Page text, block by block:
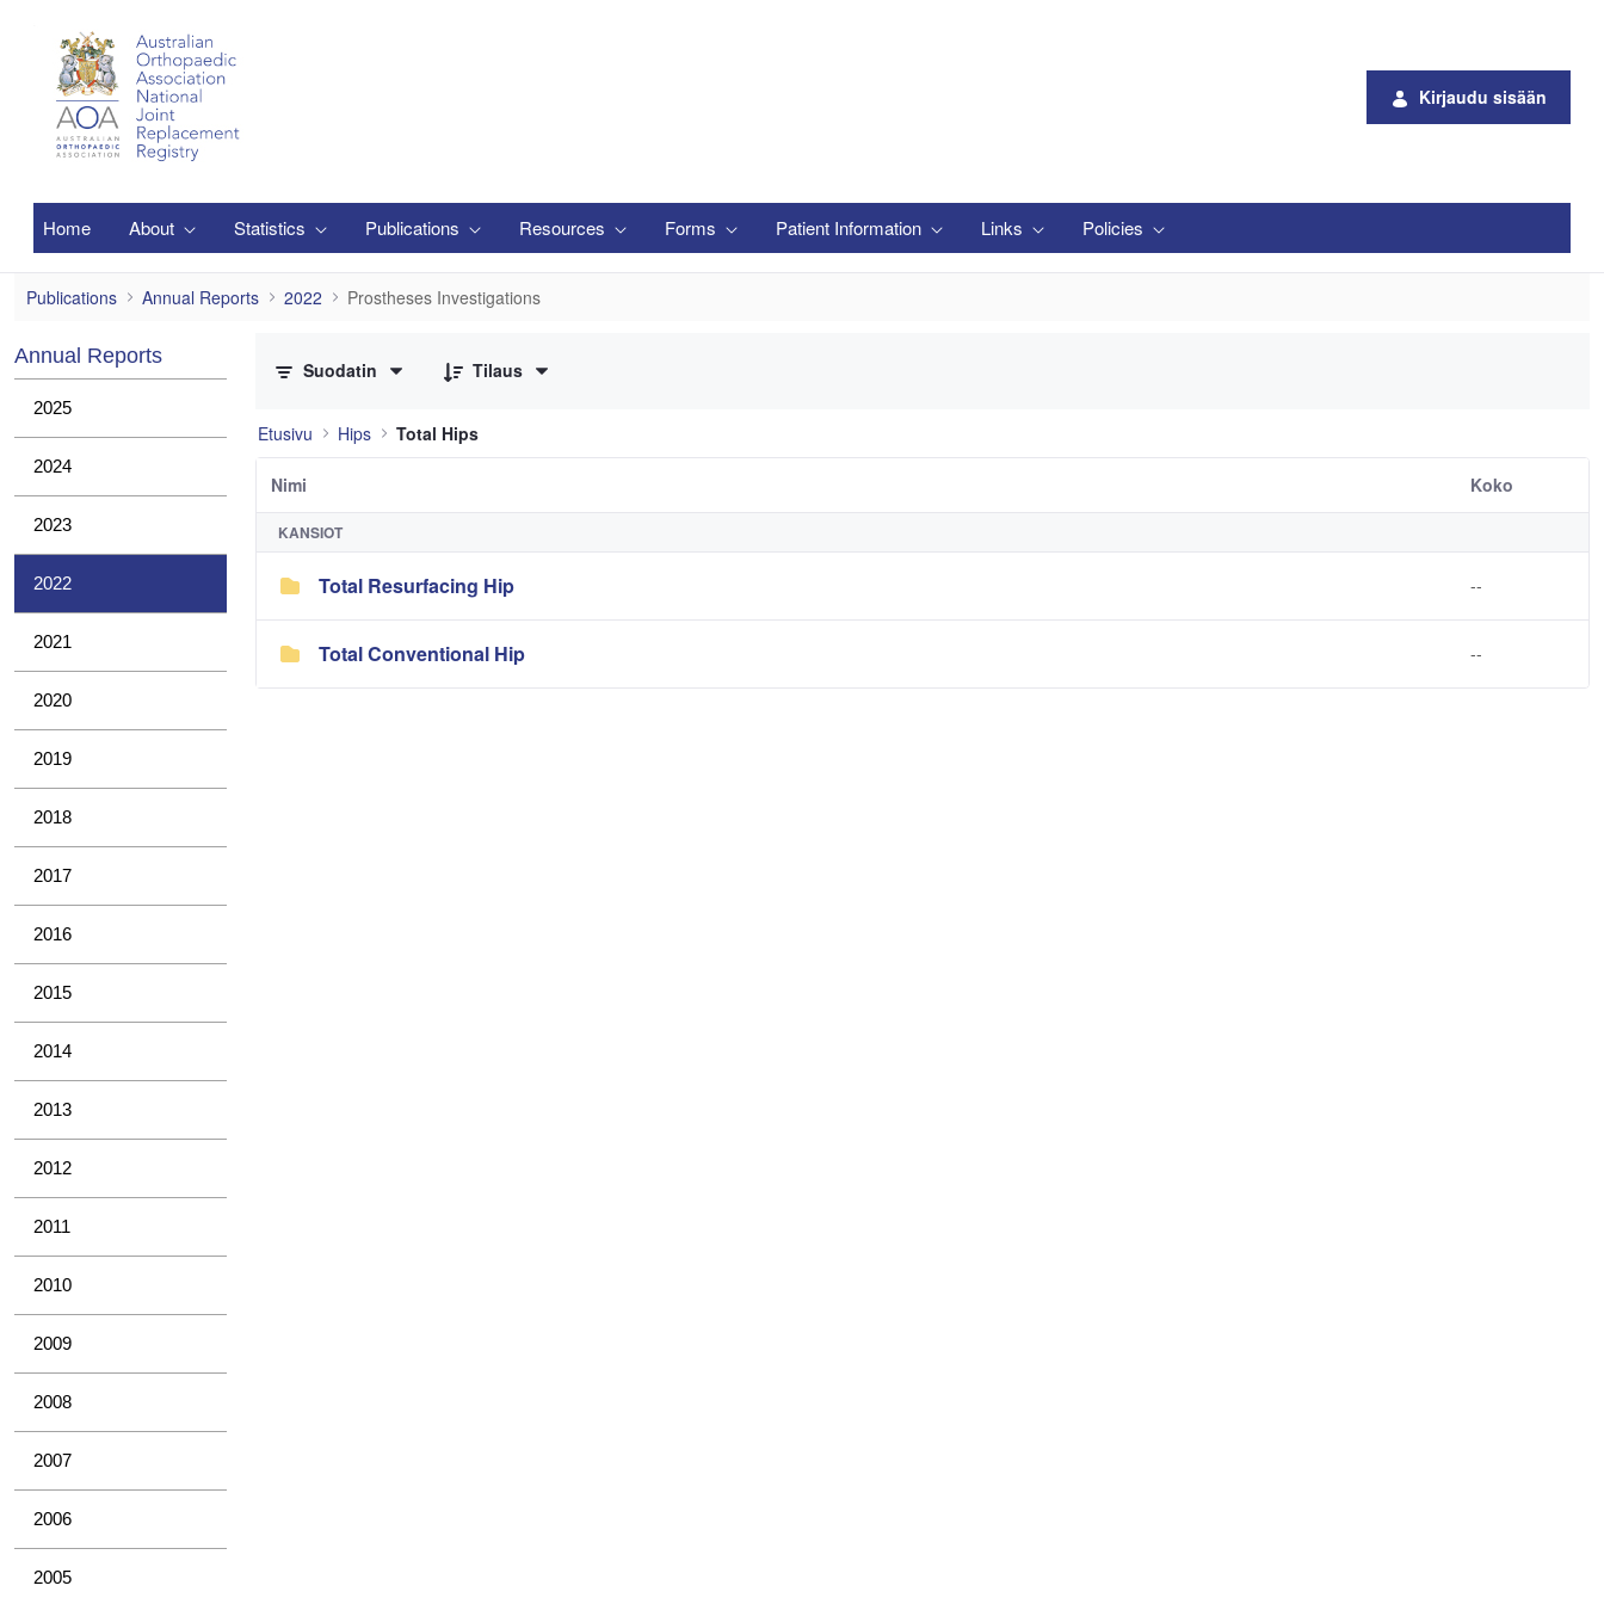
Kirjaudu sisään
Home About Statistics Publications Resources Forms Patient Information Links Policies
Prostheses Investigations
Publications Annual Reports 2022 Prostheses Investigations
Annual Reports
2025
2024
2023
2022
2021
2020
2019
2018
2017
2016
2015
2014
2013
2012
2011
2010
2009
2008
2007
2006
2005
Suodatin
Tilaus
Etusivu Hips Total Hips
Nimi Koko
KANSIOT
Total Resurfacing Hip --
Total Conventional Hip --